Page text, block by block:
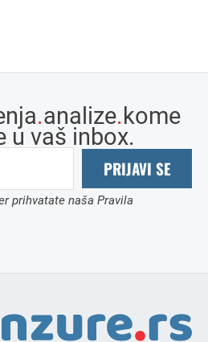
.analize.kome
u vaš inbox.
PRIJAVI SE
prihvatate naša Pravila